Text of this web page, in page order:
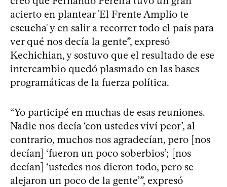
acierto en plantear 'El Frente Amplio te
escucha' y en salir a recorrer todo el país para
ver qué nos decía la gente”, expresó
Kechichian, y sostuvo que el resultado de ese
intercambio quedó plasmado en las bases
programáticas de la fuerza política.
“Yo participé en muchas de esas reuniones.
Nadie nos decía ‘con ustedes viví peor’, al
contrario, muchos nos agradecían, pero [nos
decían] ‘fueron un poco soberbios’; [nos
decían] ‘ustedes nos dieron todo, pero se
alejaron un poco de la gente’”, expresó